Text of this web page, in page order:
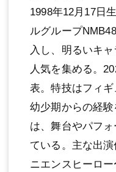
1998年12⽉17⽇
ルグループ
⼊し、明るいキ
⼈気を集める。
表。特技はフィギ
幼少期からの経
は、舞台やパフ
ている。主な出
ニエンスヒーロ